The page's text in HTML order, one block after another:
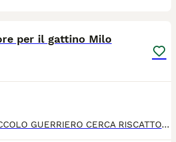
per il gattino Milo
🩵 MILO 🩵 🐾 UN PICCOLO GUERRIERO CERCA RISCATTO 🐾 La vita non è iniziata nel migliore dei modi per questo splendido gattino maschio di appena 2 mesi e mezzo. 💔 Milo ha già conosciuto il lato più duro del mondo, la sfortuna e l'abbandono, ma nei suoi occhi c'è solo una grandissima voglia di vivere e di fidarsi ancora degli umani. 😍 Età: 2 mesi e mezzo circa Sesso: maschietto Carattere: Inizialmente un po' timido (e come biasimarlo?), ma appena capisce che sei un amico si scioglie in fusa e giochini. 🥰 Milo, ha superato il peggio, ora manca solo il miracolo più grande: una famiglia vera. 🏡 Si affida vaccinato, sverminato e microchippato. Non lasciamo che la sfortuna decida il suo futuro. Cambiamo la sua storia insieme! Milo si trova ad Avellino, ma per buona adozione arriva ovunque 🚙 Per info Vittoria cell 346 543 3552 via whatsapp ☎️ Grazie 🙏